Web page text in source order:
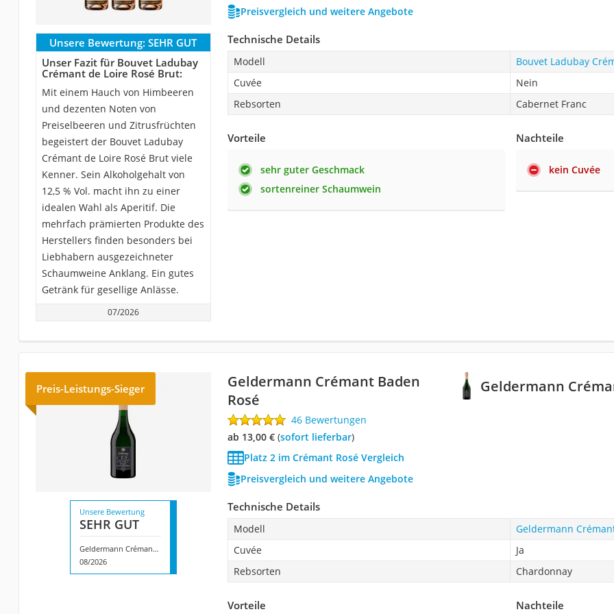
Preisvergleich und weitere Angebote
Unsere Bewertung: SEHR GUT
Unser Fazit für Bouvet Ladubay
Crémant de Loire Rosé Brut:
Mit einem Hauch von Himbeeren
und dezenten Noten von
Preiselbeeren und Zitrusfrüchten
begeistert der Bouvet Ladubay
Crémant de Loire Rosé Brut viele
Kenner. Sein Alkoholgehalt von
12,5 % Vol. macht ihn zu einer
idealen Wahl als Aperitif. Die
mehrfach prämierten Produkte des
Herstellers finden besonders bei
Liebhabern ausgezeichneter
Schaumweine Anklang. Ein gutes
Getränk für gesellige Anlässe.
07/2026
Technische Details
Modell
Bouvet Ladubay
Cuvée
Nein
Rebsorten
Cabernet Franc
Vorteile
sehr guter Geschmack
sortenreiner Schaumwein
Nachteile
kein Cuvée
Geldermann
Preis-Leistungs-Sieger
Geldermann Crémant Baden
Rosé
46 Bewertungen
ab 13,00 €( Sofort lieferbar)
Platz 2 im Crémant Rosé Vergleich
Preisvergleich und weitere Angebote
Unsere Bewertung
SEHR GUT
Geldermann Crémant Baden Rosé
08/2026
Technische Details
Modell
Geldermann
Cuvée
Ja
Rebsorten
Chardonnay
Vorteile Nachteile